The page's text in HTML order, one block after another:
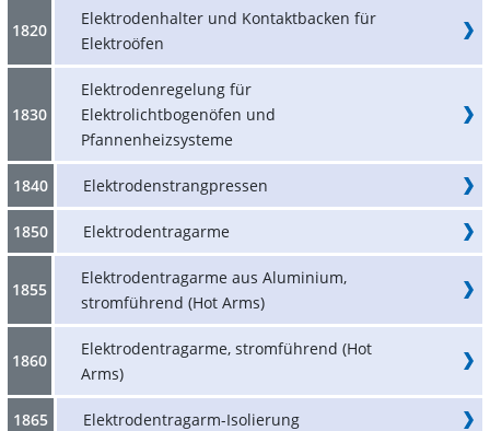
1820
Elektrodenhalter und Kontaktbacken für
Elektroöfen
1830
Elektrodenregelung für
Elektrolichtbogenöfen und
Pfannenheizsysteme
1840 Elektrodenstrangpressen
1850 Elektrodentragarme
1855
Elektrodentragarme aus Aluminium,
stromführend (Hot Arms)
1860
Elektrodentragarme, stromführend (Hot
Arms)
1865 Elektrodentragarm-Isolierung